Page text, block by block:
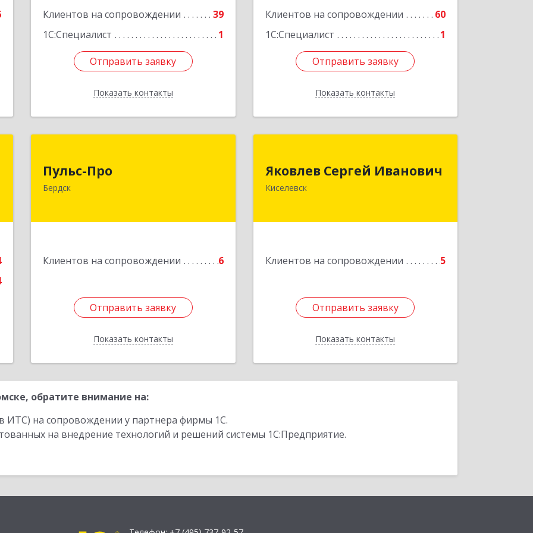
Клиентов на сопровождении
39
1С:Специалист
1
Отправить заявку
Показать контакты
Отправить заявку
Назад
Клиентов на сопровождении
60
1С:Специалист
1
Отправить заявку
Показать контакты
Отправить заявку
Назад
Пульс-Про
Бердск
Клиентов на сопровождении 6
Отправить заявку
Показать контакты
633010, Новосибирская обл, Бердск,
Подробнее
Отправить заявку
Назад
Яковлев Сергей Иванович
Киселевск
Клиентов на сопровождении 5
Отправить заявку
Показать контакты
650002, Кемеровская обл, г.Кемерово,
пр-т Шахтеров, дом № 90, кв.104
Подробнее
Отправить заявку
Назад
обратите внимание на:
ИТС) на сопровождении у партнера фирмы 1С.
на внедрение технологий и решений системы 1С:Предприятие.